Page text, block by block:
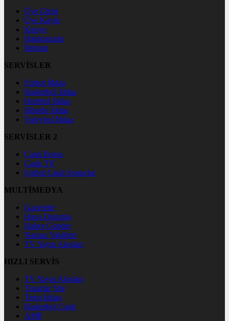
Üye Girişi
Üye Kaydı
Künye
Hakkımızda
İletişim
SERVİSLER
Futbol İddaa
Basketbol İddaa
Hentbol İddaa
Bilardo İddaa
Voleybol İddaa
SERVİSLER 2
Canlı Borsa
Canlı TV
Futbol Canlı Sonuçlar
MULTİMEDYA
Gazeteler
Hava Durumu
Haber Gönder
Namaz Vakitleri
TV Yayın Akışları
HIZLI SERVİS
TV Yayın Akışları
Yazarlar Site
Tenis İddaa
Basketbol Canlı
AMP